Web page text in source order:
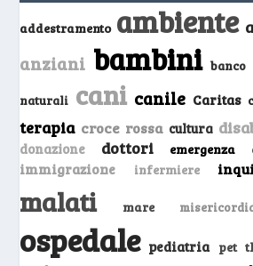
addestramento ambiente
anziani bambini banco
naturali cani canile Caritas
terapia croce rossa cultura
donazione dottori emergenza
immigrazione infermiere
malati mare
ospedale pediatria pet